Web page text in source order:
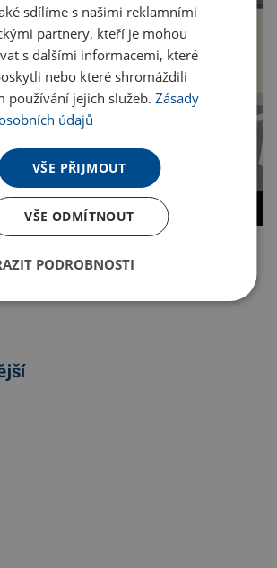
sdílíme s našimi reklamními
partnery, kteří je mohou
s dalšími informacemi, které
nebo které shromáždili
používání jejich služeb.Zásady
údajů
VŠE PŘIJMOUT
VŠE ODMÍTNOUT
PODROBNOSTI